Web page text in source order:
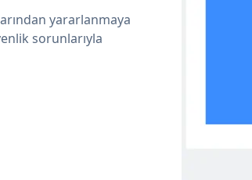
yararlanmaya
sorunlarıyla